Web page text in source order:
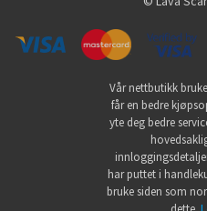
Vår nettbutikk
får en bedre
yte deg bedre
har puttet i
bruke siden som